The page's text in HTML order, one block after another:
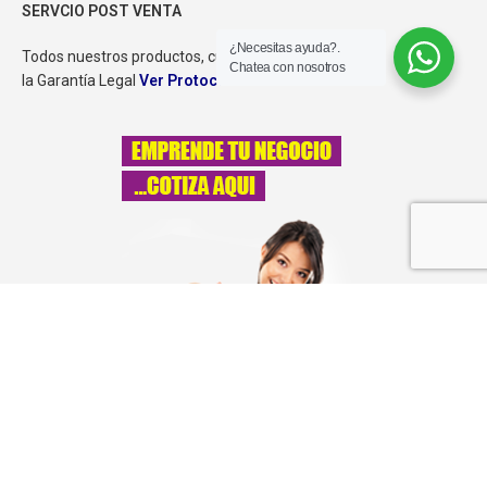
SERVCIO POST VENTA
Todos nuestros productos, cuentan con
la Garantía Legal Ver Protocolo Post Venta
¿Necesitas ayuda?.
Chatea con nosotros